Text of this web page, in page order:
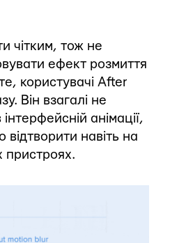
чітким, тож не
ефект розмиття
користувачі After
Він взагалі не
анімації,
відтворити навіть на
пристроях.